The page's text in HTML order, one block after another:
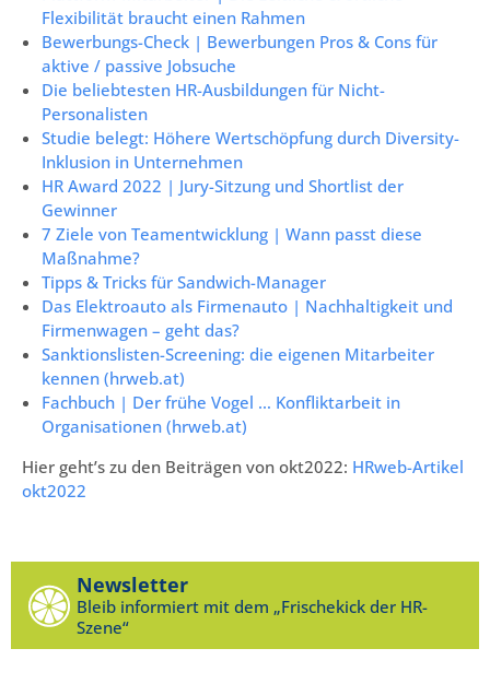
Flexibilität braucht einen Rahmen
Bewerbungs-Check | Bewerbungen Pros & Cons für
aktive / passive Jobsuche
Die beliebtesten HR-Ausbildungen für Nicht-
Personalisten
Studie belegt: Höhere Wertschöpfung durch Diversity-
Inklusion in Unternehmen
HR Award 2022 | Jury-Sitzung und Shortlist der
Gewinner
7 Ziele von Teamentwicklung | Wann passt diese
Maßnahme?
Tipps & Tricks für Sandwich-Manager
Das Elektroauto als Firmenauto | Nachhaltigkeit und
Firmenwagen – geht das?
Sanktionslisten-Screening: die eigenen Mitarbeiter
kennen (hrweb.at)
Fachbuch | Der frühe Vogel … Konfliktarbeit in
Organisationen (hrweb.at)
Hier geht’s zu den Beiträgen von okt2022: HRweb-Artikel
okt2022
Newsletter
Bleib informiert mit dem „Frischekick der HR-
Szene“